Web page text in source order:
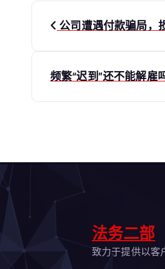
文
导
公司遭遇付款骗局，
频繁“迟到”还不能解雇
法务二部
致力于提供以客